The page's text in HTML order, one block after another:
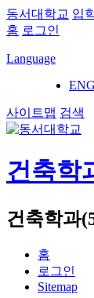
동서대학교 입
홈 로그인
Language
사이트맵 검색
건축학
건축학과
홈
로그인
Sitemap